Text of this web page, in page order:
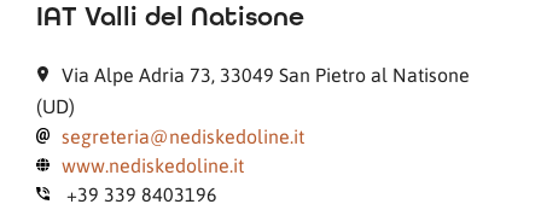
IAT Valli del Natisone
Via Alpe Adria 73, 33049 San Pietro al Natisone
(UD)
segreteria@nediskedoline.it
www.nediskedoline.it
+39 339 8403196